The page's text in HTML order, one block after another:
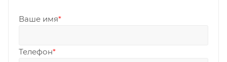
Ваше имя*
Телефон*